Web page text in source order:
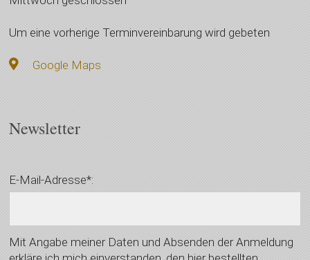
Um eine vorherige Terminvereinbarung wird gebeten
Google Maps
Newsletter
E-Mail-Adresse*:
Mit Angabe meiner Daten und Absenden der Anmeldung